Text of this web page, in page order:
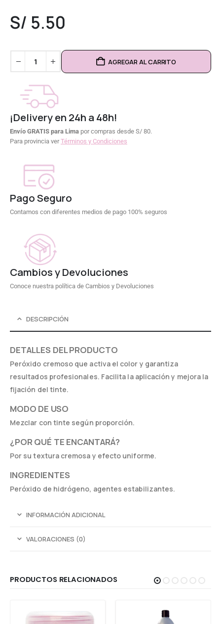
S/ 5.50
AGREGAR AL CARRITO
¡Delivery en 24h a 48h!
Envío GRATIS para Lima por compras desde S/ 80.
Para provincia verTérminos y Condiciones
Pago Seguro
Contamos con diferentes medios de pago 100% seguros
Cambios y Devoluciones
Conoce nuestra política de Cambios y Devoluciones
DESCRIPCIÓN
DETALLES DEL PRODUCTO
Peróxido cremoso que activa el color y garantiza
resultados profesionales. Facilita la aplicación y mejora la
fijación del tinte.
MODO DE USO
Mezclar con tinte según proporción.
¿POR QUÉ TE ENCANTARÁ?
Por su textura cremosa y efecto uniforme.
INGREDIENTES
Peróxido de hidrógeno, agentes estabilizantes.
INFORMACIÓN ADICIONAL
VALORACIONES (0)
PRODUCTOS RELACIONADOS